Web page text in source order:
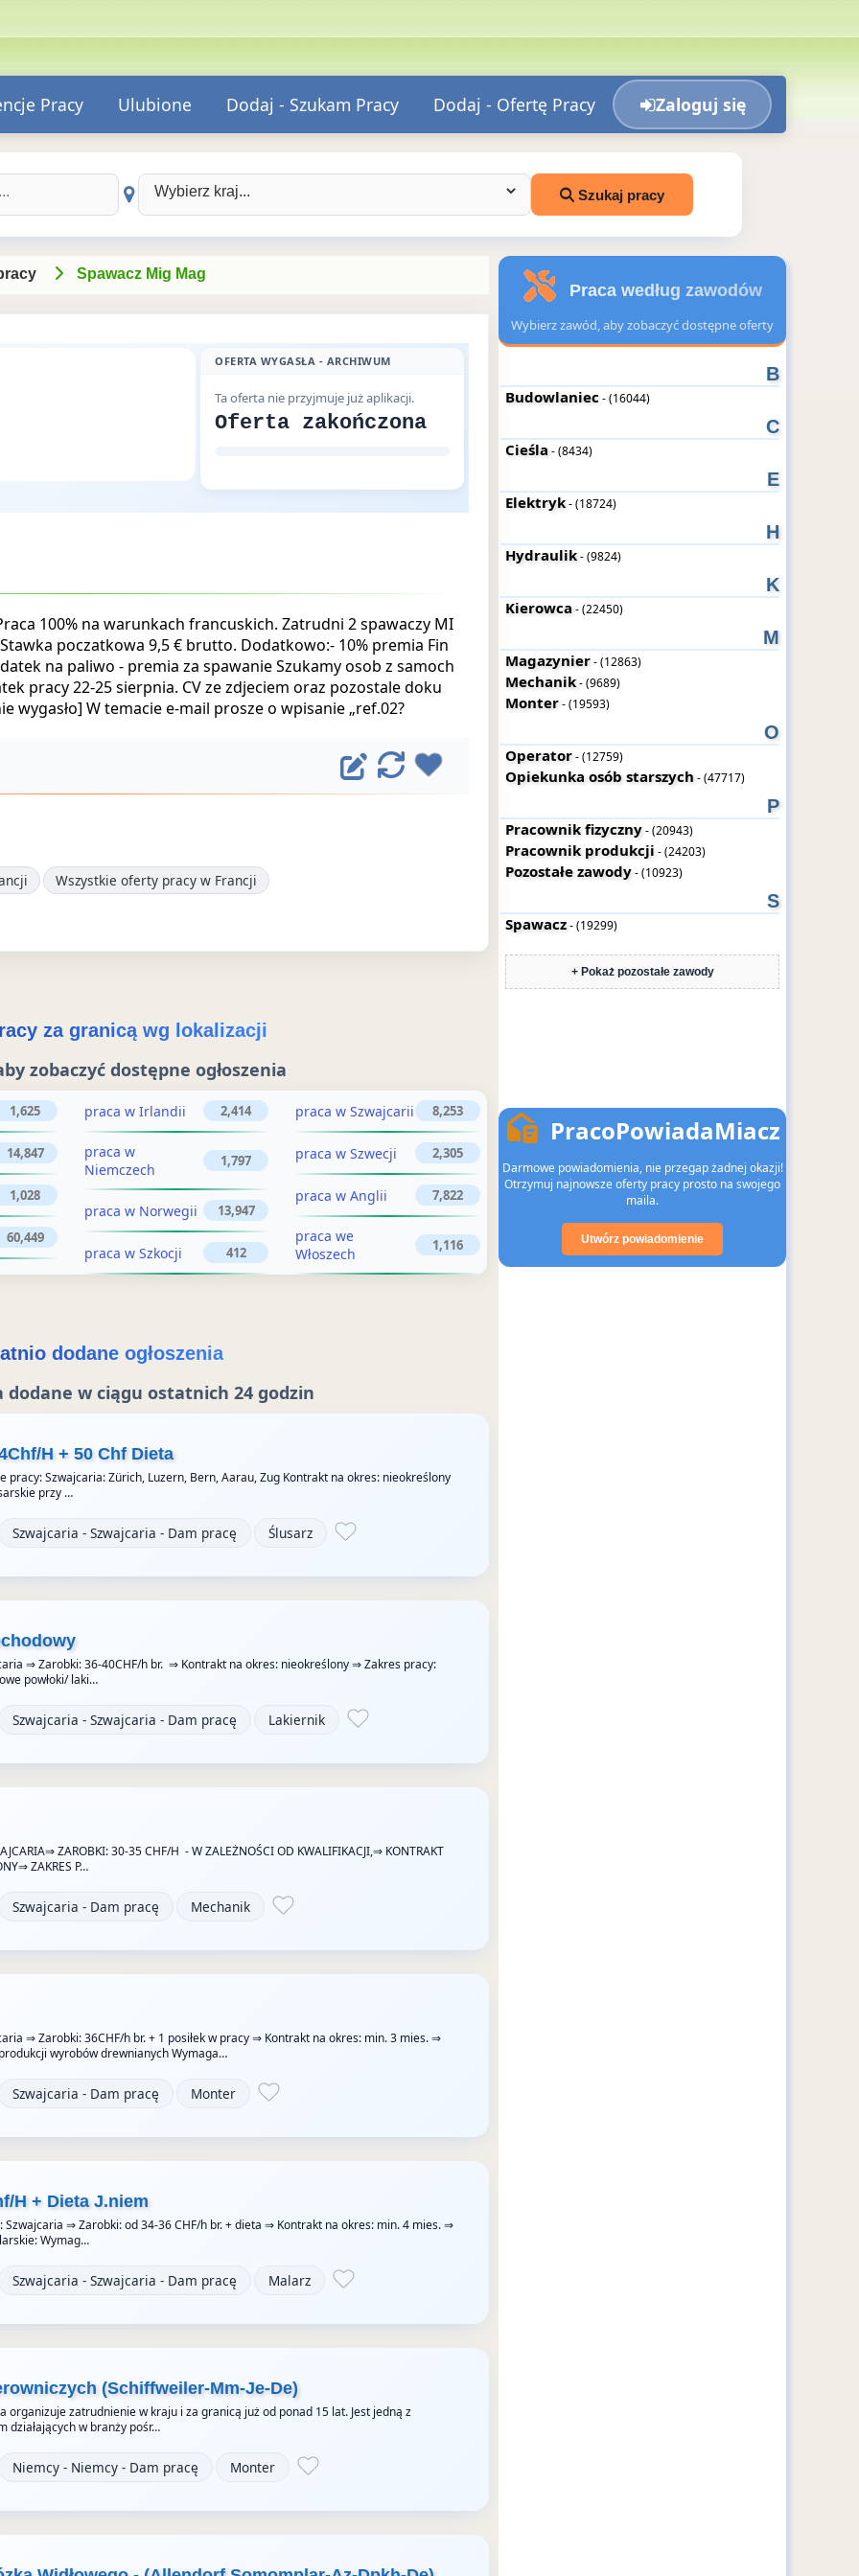
Pracy Ulubione Dodaj - Szukam Pracy Dodaj - Ofertę Pracy Zaloguj się
Wybierz kraj: Szukaj pracy
Spawacz Mig Mag
OFERTA WYGASŁA - ARCHIWUM
Ta oferta nie przyjmuje już aplikacji.
Oferta zakończona
100% na warunkach francuskich. Zatrudni 2 spawaczy MI
poczatkowa 9,5 € brutto. Dodatkowo:- 10% premia Fin
na paliwo - premia za spawanie Szukamy osob z samoch
pracy 22-25 sierpnia. CV ze zdjeciem oraz pozostale doku
wygasło] W temacie e-mail prosze o wpisanie „ref.02?
E
d
j
o
s
z
e
i
O
d
ż
s
z
e
n
i
e
Wszystkie oferty pracy w Francji
za granicą wg lokalizacji
zobaczyć dostępne ogłoszenia
1,625
14,847
1,028
60,449
praca w Irlandii 2,414
praca w
Niemczech
1,797
praca w Norwegii 13,947
praca w Szkocji 412
praca w Szwajcarii 8,253
praca w Szwecji 2,305
praca w Anglii 7,822
praca we
Włoszech
1,116
dodane ogłoszenia
dodane w ciągu ostatnich 24 godzin
H + 50 Chf Dieta
pracy: Szwajcaria: Zürich, Luzern, Bern, Aarau, Zug Kontrakt na okres: nieokreślony
przy …
Szwajcaria - Szwajcaria - Dam pracę Ślusarz
⇒ Zarobki: 36-40CHF/h br. ⇒ Kontrakt na okres: nieokreślony ⇒ Zakres pracy:
powłoki/ laki…
Szwajcaria - Szwajcaria - Dam pracę Lakiernik
ZAROBKI: 30-35 CHF/H - W ZALEŻNOŚCI OD KWALIFIKACJI,⇒ KONTRAKT
ZAKRES P…
Szwajcaria - Dam pracę Mechanik
⇒ Zarobki: 36CHF/h br. + 1 posiłek w pracy ⇒ Kontrakt na okres: min. 3 mies. ⇒
wyrobów drewnianych Wymaga…
Szwajcaria - Dam pracę Monter
H + Dieta J.niem
⇒ Zarobki: od 34-36 CHF/h br. + dieta ⇒ Kontrakt na okres: min. 4 mies. ⇒
Wymag…
Szwajcaria - Szwajcaria - Dam pracę Malarz
(Schiffweiler-Mm-Je-De)
organizuje zatrudnienie w kraju i za granicą już od ponad 15 lat. Jest jedną z
działających w branży pośr…
Niemcy - Niemcy - Dam pracę Monter
Praca według zawodów
Wybierz zawód, aby zobaczyć dostępne oferty
B
Budowlaniec- (16044)
C
Cieśla- (8434)
E
Elektryk- (18724)
H
Hydraulik- (9824)
K
Kierowca- (22450)
M
Magazynier- (12863)
Mechanik- (9689)
Monter- (19593)
O
Operator- (12759)
Opiekunka osób starszych - (47717)
P
Pracownik fizyczny- (20943)
Pracownik produkcji - (24203)
Pozostałe zawody- (10923)
S
Spawacz- (19299)
+ Pokaż pozostałe zawody
PracoPowiadaMiacz
Darmowe powiadomienia, nie przegap żadnej okazji!
Otrzymuj najnowsze oferty pracy prosto na swojego
maila.
Utwórz powiadomienie